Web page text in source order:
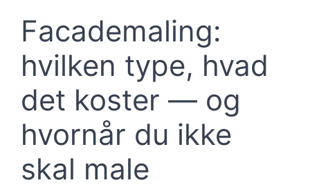
Facademaling:
hvilken type, hvad
det koster — og
hvornår du ikke
skal male